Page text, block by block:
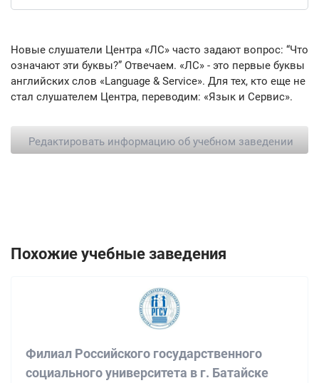
Новые слушатели Центра «ЛС» часто задают вопрос: “Что
означают эти буквы?” Отвечаем. «ЛС» - это первые буквы
английских слов «Language & Service». Для тех, кто еще не
стал слушателем Центра, переводим: «Язык и Сервис».
Редактировать информацию об учебном заведении
Похожие учебные заведения
Филиал Российского государственного
социального университета в г. Батайске